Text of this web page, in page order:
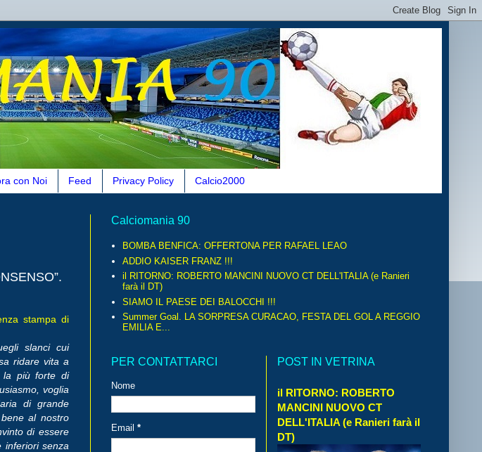
con Noi Feed Privacy Policy Calcio2000
stampa di
slanci cui
ridare vita a
la più forte di
voglia
di grande
al nostro
di essere
inferiori senza
Calciomania 90
BOMBA BENFICA: OFFERTONA PER RAFAEL LEAO
ADDIO KAISER FRANZ !!!
il RITORNO: ROBERTO MANCINI NUOVO CT DELL'ITALIA (e Ranieri
farà il DT)
SIAMO IL PAESE DEI BALOCCHI !!!
Summer Goal. LA SORPRESA CURACAO, FESTA DEL GOL A REGGIO
EMILIA E...
PER CONTATTARCI
Nome
Email *
POST IN VETRINA
il RITORNO: ROBERTO
MANCINI NUOVO CT
DELL'ITALIA (e Ranieri farà il
DT)